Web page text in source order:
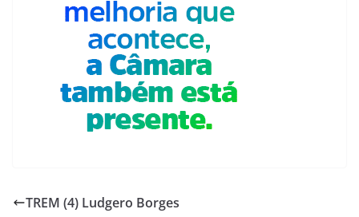
TREM (4) Ludgero Borges